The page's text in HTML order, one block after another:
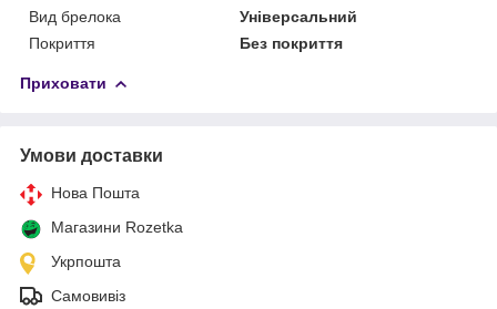
Вид брелока
Універсальний
Покриття
Без покриття
Приховати
Умови доставки
Нова Пошта
Магазини Rozetka
Укрпошта
Самовивіз